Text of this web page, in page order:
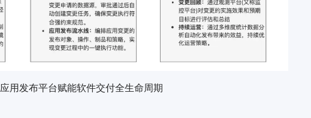
应用发布平台赋能软件交付全生命周期